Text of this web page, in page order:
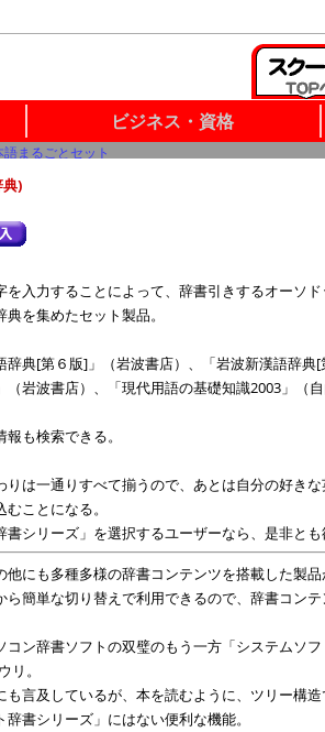
ビジネス・資格
まるごとセット
)
入力することによって、辞書引きするオーソ
を集めたセット製品。
典[第６版]」（岩波書店）、「岩波新漢語辞
岩波書店）、「現代用語の基礎知識2003」（
も検索できる。
りは一通りすべて揃うので、あとは自分の好き
ことになる。
シリーズ」を選択するユーザーなら、是非とも
他にも多種多様の辞書コンテンツを搭載した製
簡単な切り替えで利用できるので、辞書コン
コン辞書ソフトの双璧のもう一方「システム
。
も言及しているが、本を読むように、ツリー構
書シリーズ」にはない便利な機能。